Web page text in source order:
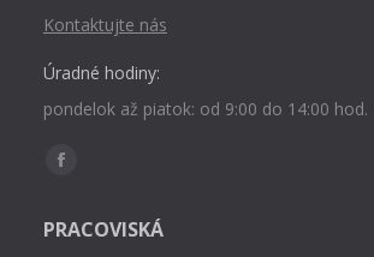
Kontaktujte nás
Úradné hodiny:
pondelok až piatok: od 9:00 do 14:00 hod.
Find us on:
Facebook
opens
PRACOVISKÁ